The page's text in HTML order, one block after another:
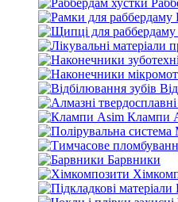
Клампи
Барвники